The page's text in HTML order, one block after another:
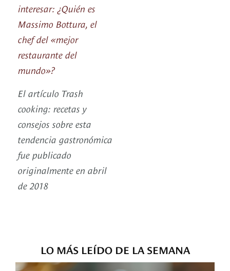
interesar: ¿Quién es
Massimo Bottura, el
chef del «mejor
restaurante del
mundo»?
El artículo Trash
cooking: recetas y
consejos sobre esta
tendencia gastronómica
fue publicado
originalmente en abril
de 2018
LO MÁS LEÍDO DE LA SEMANA